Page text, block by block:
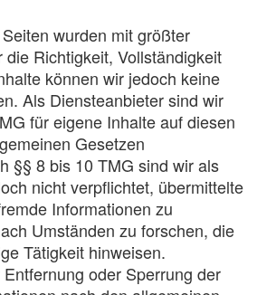
wurden mit größter
Richtigkeit, Vollständigkeit
können wir jedoch keine
Als Diensteanbieter sind wir
für eigene Inhalte auf diesen
Gesetzen
§§ 8 bis 10 TMG sind wir als
nicht verpflichtet, übermittelte
Informationen zu
Umständen zu forschen, die
Tätigkeit hinweisen.
oder Sperrung der